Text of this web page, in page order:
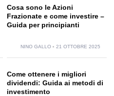
Cosa sono le Azioni
Frazionate e come investire –
Guida per principianti
NINO GALLO 21 OTTOBRE 2025
Come ottenere i migliori
dividendi: Guida ai metodi di
investimento